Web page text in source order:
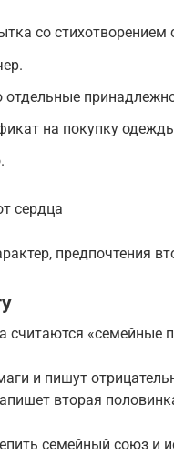
со стихотворением
на покупку
сердца
предпочтения
«семейные
и пишут
вторая
семейный союз и